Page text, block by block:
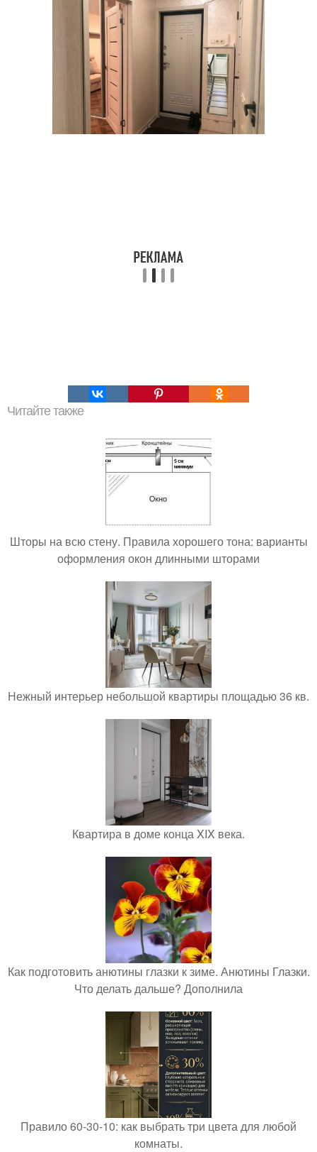
Читайте также
Шторы на всю стену. Правила хорошего тона: варианты
оформления окон длинными шторами
Нежный интерьер небольшой квартиры площадью 36 кв.
Квартира в доме конца XIX века.
Как подготовить анютины глазки к зиме. Анютины Глазки.
Что делать дальше? Дополнила
Правило 60-30-10: как выбрать три цвета для любой
комнаты.